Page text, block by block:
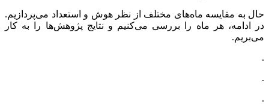
حال به مقایسه ماه‌های مختلف از نظر هوش و استعداد می‌پردازیم.
در ادامه، هر ماه را بررسی می‌کنیم و نتایج پژوهش‌ها را به کار
می‌بریم.
.
.
.